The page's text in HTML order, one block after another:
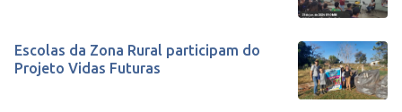
Escolas da Zona Rural participam do
Projeto Vidas Futuras